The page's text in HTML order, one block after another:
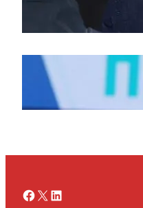
Facebook
X LinkedIn